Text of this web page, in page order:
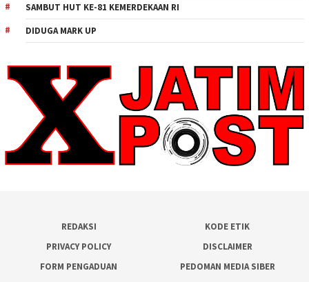
SAMBUT HUT KE-81 KEMERDEKAAN RI
DIDUGA MARK UP
REDAKSI
KODE ETIK
PRIVACY POLICY
DISCLAIMER
FORM PENGADUAN
PEDOMAN MEDIA SIBER